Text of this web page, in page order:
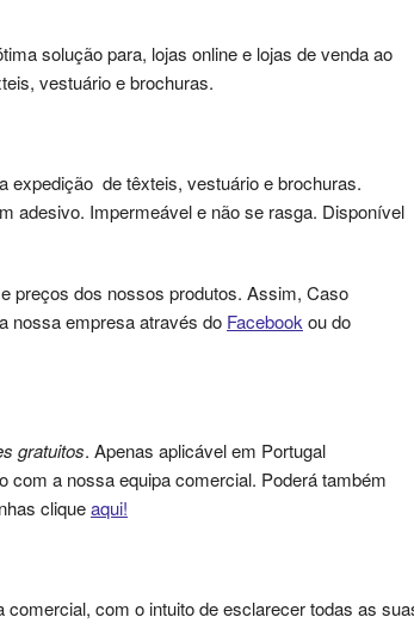
solução para, lojas online e lojas de venda ao
vestuário e brochuras.
expedição de têxteis, vestuário e brochuras.
adesivo. Impermeável e não se rasga. Disponível
preços dos nossos produtos. Assim, Caso
nossa empresa através do Facebookou do
gratuitos. Apenas aplicável em Portugal
com a nossa equipa comercial. Poderá também
cliqueaqui!
com o intuito de esclarecer todas as